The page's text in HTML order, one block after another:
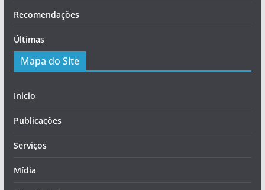
Recomendações
Últimas
Mapa do Site
Inicio
Publicações
Serviços
Mídia